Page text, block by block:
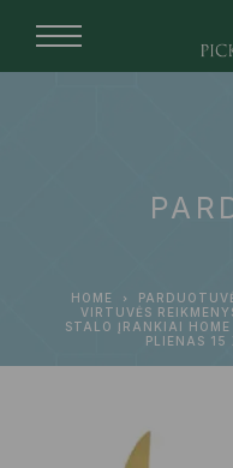
HOME
VIRTUVĖS
STALO ĮRANKIAI
PLIENAS